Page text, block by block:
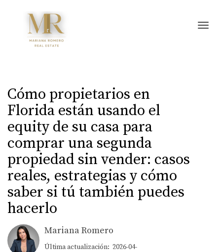
Cómo propietarios en
Florida están usando el
equity de su casa para
comprar una segunda
propiedad sin vender: casos
reales, estrategias y cómo
saber si tú también puedes
hacerlo
Mariana Romero
Última actualización: 2026-04-